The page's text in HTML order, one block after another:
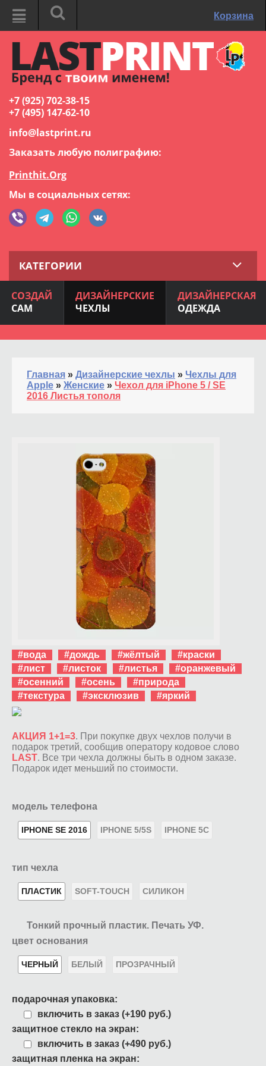
Корзина
+7 (925) 702-38-15
+7 (495) 147-62-10
info@lastprint.ru
Заказать любую полиграфию:
Printhit.Org
Мы в социальных сетях:
КАТЕГОРИИ
СОЗДАЙ
САМ
ДИЗАЙНЕРСКИЕ
ЧЕХЛЫ
ДИЗАЙНЕРСКАЯ
ОДЕЖДА
Главная » Дизайнерские чехлы » Чехлы для
Apple » Женские » Чехол для iPhone 5 / SE
2016 Листья тополя
#вода #дождь #жёлтый
#краски
#лист
#листок #листья
#оранжевый
#осенний
#осень
#природа
#текстура
#эксклюзив #яркий
АКЦИЯ 1+1=3. При покупке двух чехлов получи в
подарок третий, сообщив оператору кодовое слово
LAST. Все три чехла должны быть в одном заказе.
Подарок идет меньший по стоимости.
модель телефона
IPHONE SE 2016 IPHONE 5/5S IPHONE 5C
тип чехла
ПЛАСТИК SOFT-TOUCH СИЛИКОН
Тонкий прочный пластик. Печать УФ.
цвет основания
ЧЕРНЫЙ БЕЛЫЙ ПРОЗРАЧНЫЙ
подарочная упаковка:
включить в заказ (+190 руб.)
защитное стекло на экран:
включить в заказ (+490 руб.)
защитная пленка на экран: